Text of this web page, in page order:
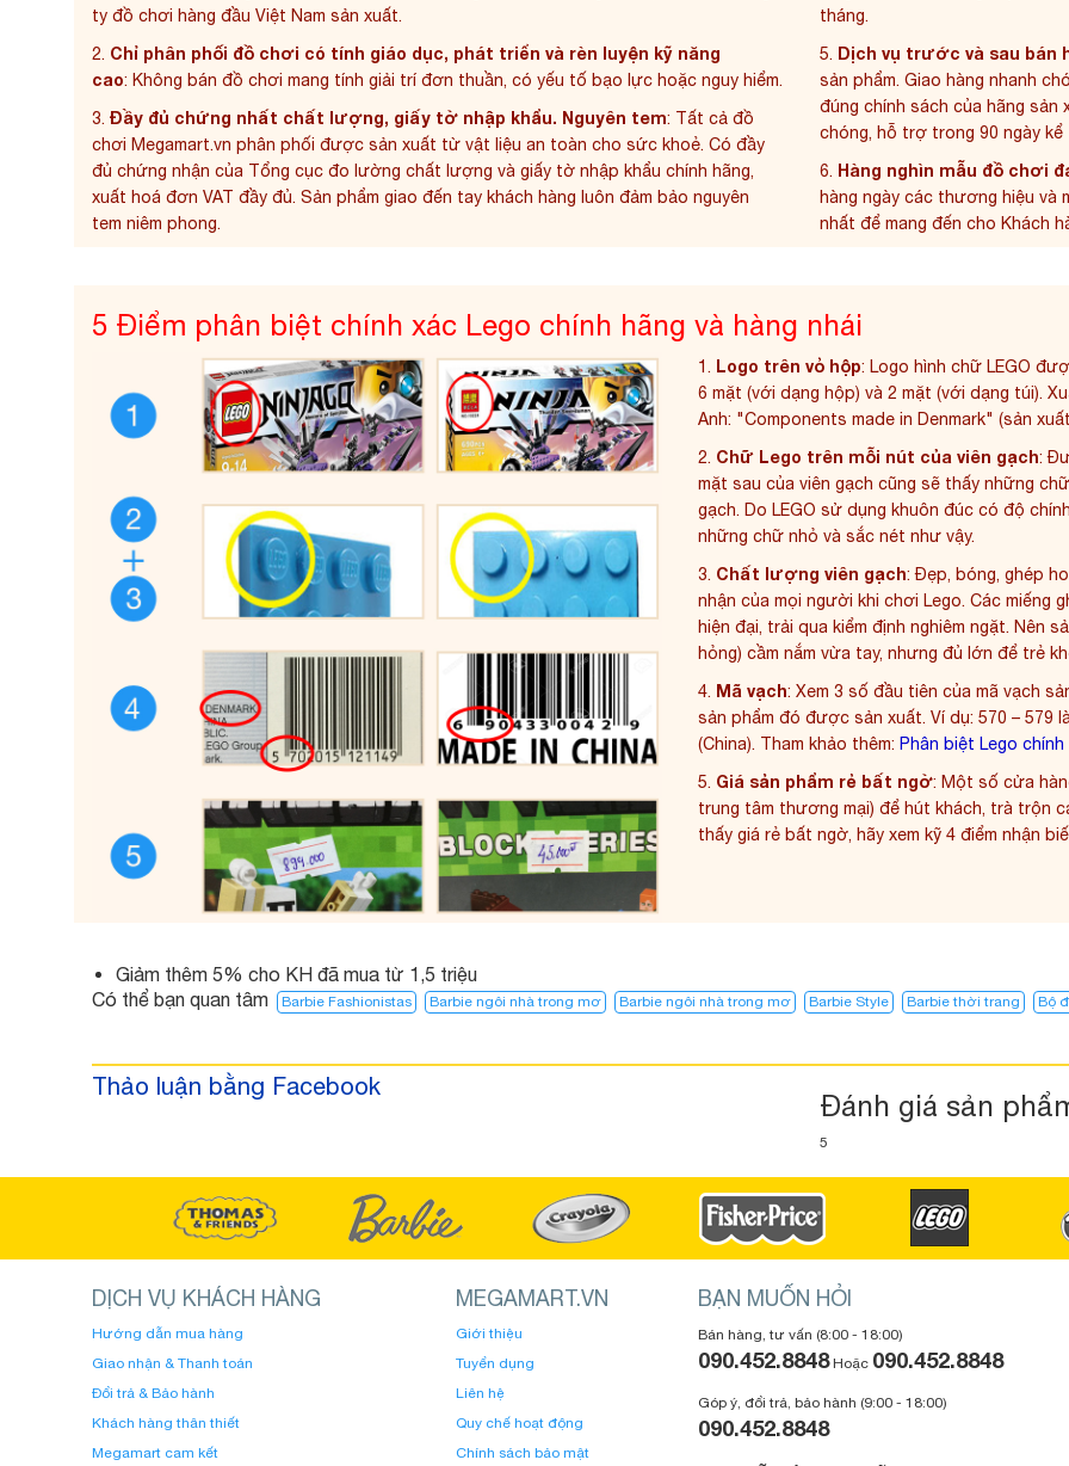
ty đồ chơi hàng đầu Việt Nam sản xuất.
2. Chỉ phân phối đồ chơi có tính giáo dục, phát triển và rèn luyện kỹ năng
cao: Không bán đồ chơi mang tính giải trí đơn thuần, có yếu tố bạo lực hoặc nguy hiểm.
3. Đầy đủ chứng nhất chất lượng, giấy tờ nhập khẩu. Nguyên tem: Tất cả đồ
chơi Megamart.vn phân phối được sản xuất từ vật liệu an toàn cho sức khoẻ. Có đầy
đủ chứng nhận của Tổng cục đo lường chất lượng và giấy tờ nhập khẩu chính hãng,
xuất hoá đơn VAT đầy đủ. Sản phẩm giao đến tay khách hàng luôn đảm bảo nguyên
tem niêm phong.
tháng.
5. Dịch vụ trước và sau bán
sản phẩm. Giao hàng nhanh
đúng chính sách của hãng
chóng, hỗ trợ trong 90 ngày
6. Hàng nghìn mẫu đồ chơi
hàng ngày các thương hiệu
nhất để mang đến cho Khách
5 Điểm phân biệt chính xác Lego chính hãng và hàng nhái
1. Logo trên vỏ hộp: Logo hình chữ LEGO
6 mặt (với dạng hộp) và 2 mặt (với dạng túi).
Anh: "Components made in Denmark" (sản
2. Chữ Lego trên mỗi nút của viên gạch:
mặt sau của viên gạch cũng sẽ thấy những
gạch. Do LEGO sử dụng khuôn đúc có độ
những chữ nhỏ và sắc nét như vậy.
3. Chất lượng viên gạch: Đẹp, bóng, ghép
nhận của mọi người khi chơi Lego. Các miếng
hiện đại, trải qua kiểm định nghiêm ngặt. Nên
hỏng) cầm nắm vừa tay, nhưng đủ lớn để trẻ
4. Mã vạch: Xem 3 số đầu tiên của mã vạch
sản phẩm đó được sản xuất. Ví dụ: 570 – 579
(China). Tham khảo thêm: Phân biệt Lego chính
5. Giá sản phẩm rẻ bất ngờ: Một số cửa
trung tâm thương mại) để hút khách, trà trộn
thấy giá rẻ bất ngờ, hãy xem kỹ 4 điểm nhận
Giảm thêm 5% cho KH đã mua từ 1,5 triệu
Có thể bạn quan tâm
Barbie Fashionistas Barbie ngôi nhà trong mơ Barbie ngôi nhà trong mơ​ Barbie Style Barbie thời trang Bộ
Thảo luận bằng Facebook
Đánh giá sản
5
DỊCH VỤ KHÁCH HÀNG
Hướng dẫn mua hàng
Giao nhận & Thanh toán
Đổi trả & Bảo hành
Khách hàng thân thiết
Megamart cam kết
MEGAMART.VN
Giới thiệu
Tuyển dụng
Liên hệ
Quy chế hoạt động
Chính sách bảo mật
BẠN MUỐN HỎI
Bán hàng, tư vấn (8:00 - 18:00)
090.452.8848Hoặc 090.452.8848
Góp ý, đổi trả, bảo hành (9:00 - 18:00)
090.452.8848